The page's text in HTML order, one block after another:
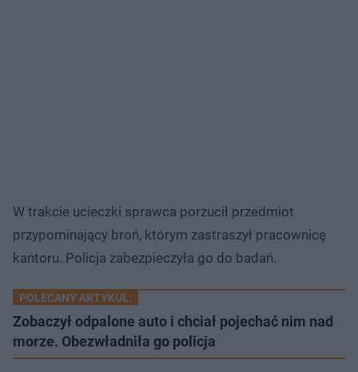
W trakcie ucieczki sprawca porzucił przedmiot
przypominający broń, którym zastraszył pracownicę
kantoru. Policja zabezpieczyła go do badań.
POLECANY ARTYKUŁ:
Zobaczył odpalone auto i chciał pojechać nim nad
morze. Obezwładniła go policja